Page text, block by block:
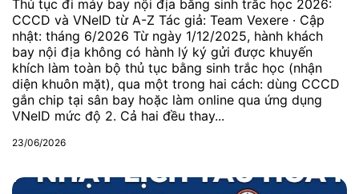
Thủ tục đi máy bay nội địa bằng sinh trắc học 2026:
CCCD và VNeID từ A-Z Tác giả: Team Vexere · Cập
nhật: tháng 6/2026 Từ ngày 1/12/2025, hành khách
bay nội địa không có hành lý ký gửi được khuyến
khích làm toàn bộ thủ tục bằng sinh trắc học (nhận
diện khuôn mặt), qua một trong hai cách: dùng CCCD
gắn chip tại sân bay hoặc làm online qua ứng dụng
VNeID mức độ 2. Cả hai đều thay...
23/06/2026